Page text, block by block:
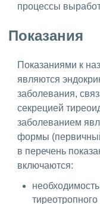
процессы
Показания
Показаниями к
являются
заболевания,
секрецией
заболеванием
формы
в перечень
включаются: